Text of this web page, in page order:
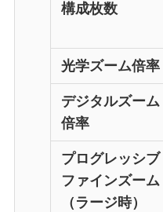
構成枚数
光学ズーム倍率
デジタルズーム
倍率
プログレッシブ
ファインズーム
（ラージ時）